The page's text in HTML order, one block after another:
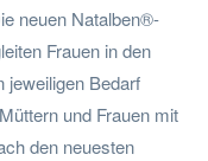
neuen Natalben®-
Frauen in den
jeweiligen Bedarf
und Frauen mit
den neuesten